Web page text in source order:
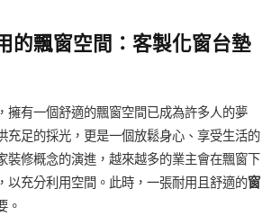
的飄窗空間：客製化窗台墊
擁有一個舒適的飄窗空間已成為許多人的夢
充足的採光，更是一個放鬆身心、享受生活的
裝修概念的演進，越來越多的業主會在飄窗下
以充分利用空間。此時，一張耐用且舒適的窗
。